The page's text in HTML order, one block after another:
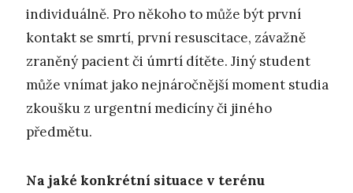
individuálně. Pro někoho to může být první
kontakt se smrtí, první resuscitace, závažně
zraněný pacient či úmrtí dítěte. Jiný student
může vnímat jako nejnáročnější moment studia
zkoušku z urgentní medicíny či jiného
předmětu.
Na jaké konkrétní situace v terénu